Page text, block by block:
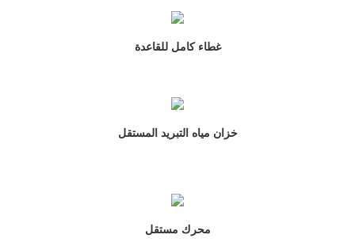
غطاء كامل للقاعدة
خزان مياه التبريد المستقل
محرك مستقل